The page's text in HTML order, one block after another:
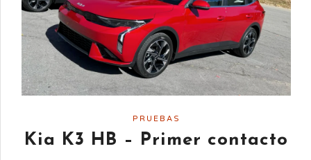
PRUEBAS
Kia K3 HB – Primer contacto